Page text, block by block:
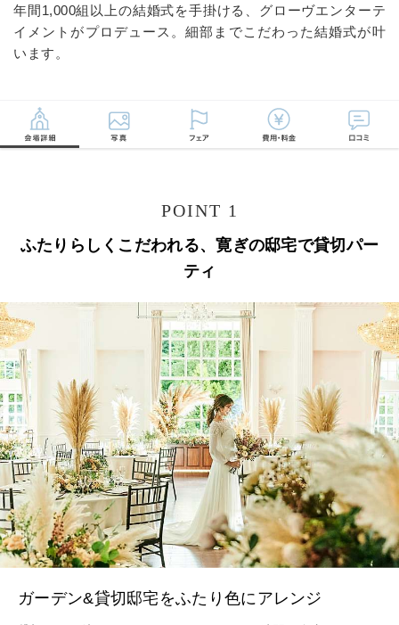
年間1,000組以上の結婚式を手掛ける、グローヴエンターテ
イメントがプロデュース。細部までこだわった結婚式が叶
います。
POINT 1
ふたりらしくこだわれる、寛ぎの邸宅で貸切パー
ティ
ガーデン&貸切邸宅をふたり色にアレンジ